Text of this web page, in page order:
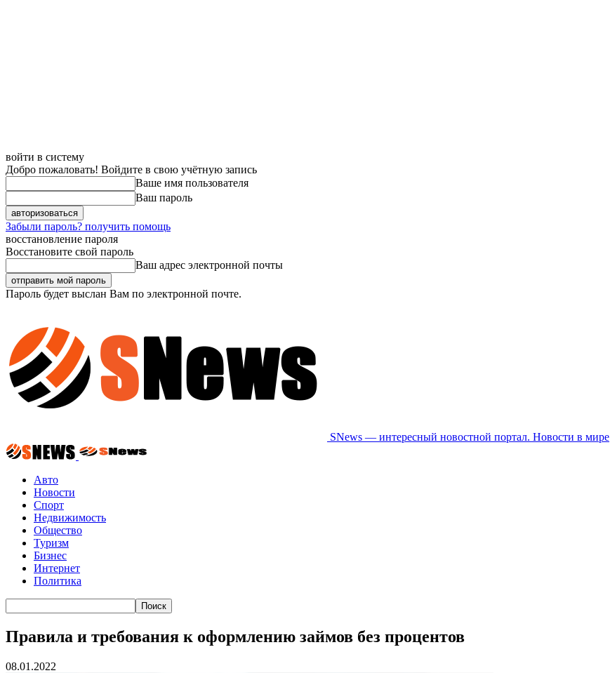
войти в систему
Добро пожаловать! Войдите в свою учётную запись
Ваше имя пользователя
Ваш пароль
Забыли пароль? получить помощь
восстановление пароля
Восстановите свой пароль
Ваш адрес электронной почты
Пароль будет выслан Вам по электронной почте.
SNews — интересный новостной портал. Новости в мире
Авто
Новости
Спорт
Недвижимость
Общество
Туризм
Бизнес
Интернет
Политика
Правила и требования к оформлению займов без процентов
08.01.2022